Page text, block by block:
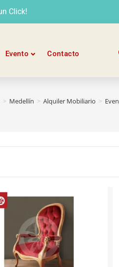
Click!
Evento Contacto
> Medellín > Alquiler Mobiliario >